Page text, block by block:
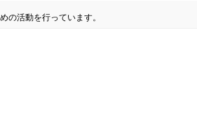
の活動を行っています。